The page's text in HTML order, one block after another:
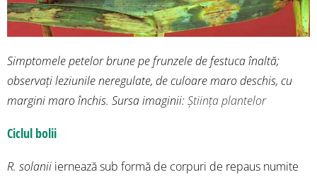
Simptomele petelor brune pe frunzele de festuca înaltă;
observați leziunile neregulate, de culoare maro deschis, cu
margini maro închis. Sursa imaginii:Știința plantelor
Ciclul bolii
R. solanii iernează sub formă de corpuri de repaus numite